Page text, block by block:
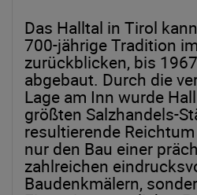
Das Halltal in Tirol
700-jährige Tradition
zurückblicken, bis
abgebaut. Durch die
Lage am Inn wurde
größten Salzhandels-
resultierende
nur den Bau einer
zahlreichen
Baudenkmälern,